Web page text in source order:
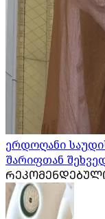
ერდოღანი
შარიფთან